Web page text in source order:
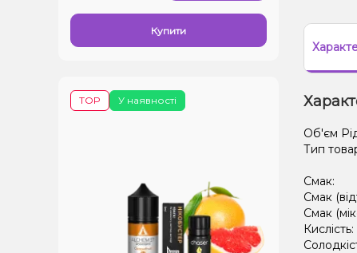
Купити
У наявності
TOP
Об'єм
Тип
Смак:
Смак
Смак
Кислість: